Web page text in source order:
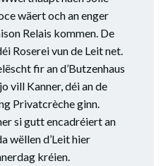
wäert och an enger
Relais kommen. De
Roserei vun de Leit net.
fir an d’Butzenhaus
vill Kanner, déi an de
Privatcrèche ginn.
si gutt encadréiert an
wëllen d’Leit hier
kréien.